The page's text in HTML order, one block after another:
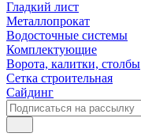
Гладкий лист
Металлопрокат
Водосточные системы
Комплектующие
Ворота, калитки, столбы
Сетка строительная
Сайдинг